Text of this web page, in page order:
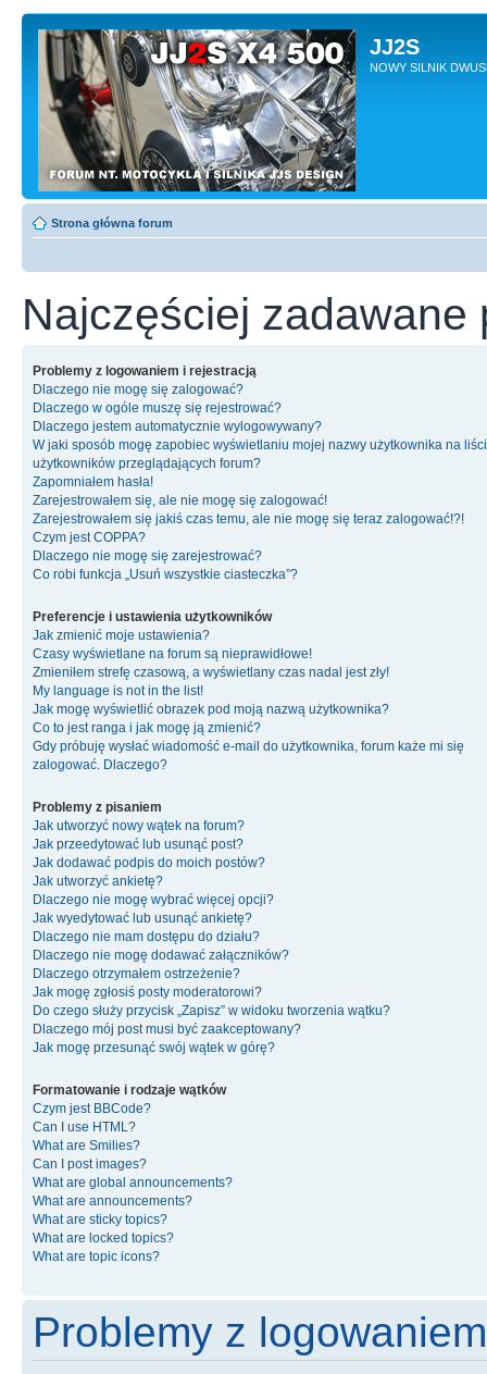
JJ2S
NOWY SILNIK
Strona główna forum
Najczęściej zadawane
Problemy z logowaniem i rejestracją
Dlaczego nie mogę się zalogować?
Dlaczego w ogóle muszę się rejestrować?
Dlaczego jestem automatycznie wylogowywany?
W jaki sposób mogę zapobiec wyświetlaniu mojej nazwy użytkownika na
użytkowników przeglądających forum?
Zapomniałem hasła!
Zarejestrowałem się, ale nie mogę się zalogować!
Zarejestrowałem się jakiś czas temu, ale nie mogę się teraz zalogować!?!
Czym jest COPPA?
Dlaczego nie mogę się zarejestrować?
Co robi funkcja „Usuń wszystkie ciasteczka”?
Preferencje i ustawienia użytkowników
Jak zmienić moje ustawienia?
Czasy wyświetlane na forum są nieprawidłowe!
Zmieniłem strefę czasową, a wyświetlany czas nadal jest zły!
My language is not in the list!
Jak mogę wyświetlić obrazek pod moją nazwą użytkownika?
Co to jest ranga i jak mogę ją zmienić?
Gdy próbuję wysłać wiadomość e-mail do użytkownika, forum każe mi się
zalogować. Dlaczego?
Problemy z pisaniem
Jak utworzyć nowy wątek na forum?
Jak przeedytować lub usunąć post?
Jak dodawać podpis do moich postów?
Jak utworzyć ankietę?
Dlaczego nie mogę wybrać więcej opcji?
Jak wyedytować lub usunąć ankietę?
Dlaczego nie mam dostępu do działu?
Dlaczego nie mogę dodawać załączników?
Dlaczego otrzymałem ostrzeżenie?
Jak mogę zgłosiś posty moderatorowi?
Do czego służy przycisk „Zapisz” w widoku tworzenia wątku?
Dlaczego mój post musi być zaakceptowany?
Jak mogę przesunąć swój wątek w górę?
Formatowanie i rodzaje wątków
Czym jest BBCode?
Can I use HTML?
What are Smilies?
Can I post images?
What are global announcements?
What are announcements?
What are sticky topics?
What are locked topics?
What are topic icons?
Problemy z